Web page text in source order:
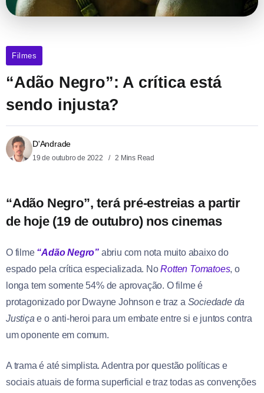
Filmes
“Adão Negro”: A crítica está
sendo injusta?
D'Andrade
19 de outubro de 2022 2 Mins Read
“Adão Negro”, terá pré-estreias a partir
de hoje (19 de outubro) nos cinemas
O filme “Adão Negro” abriu com nota muito abaixo do
espado pela crítica especializada. NoRotten Tomatoes, o
longa tem somente 54% de aprovação. O filme é
protagonizado por Dwayne Johnson e traz a Sociedade da
Justiçae o anti-heroi para um embate entre si e juntos contra
um oponente em comum.
A trama é até simplista. Adentra por questão políticas e
sociais atuais de forma superficial e traz todas as convenções